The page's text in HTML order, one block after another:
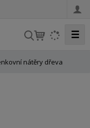
V
h
☰
nátěry dřeva